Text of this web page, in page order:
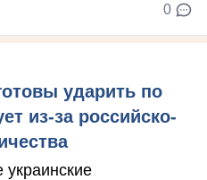
0
ударить по
из-за российско-